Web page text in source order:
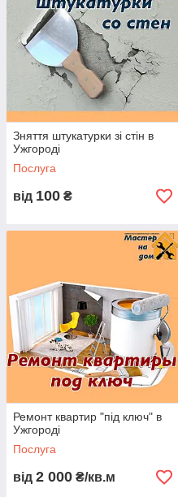
Зняття штукатурки зі стін в
Ужгороді
Послуга
від 100 ₴
Ремонт квартир "під ключ" в
Ужгороді
Послуга
від 2 000 ₴/кв.м